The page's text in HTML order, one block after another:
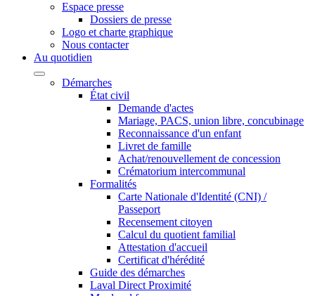
Espace presse
Dossiers de presse
Logo et charte graphique
Nous contacter
Au quotidien
Démarches
État civil
Demande d'actes
Mariage, PACS, union libre, concubinage
Reconnaissance d'un enfant
Livret de famille
Achat/renouvellement de concession
Crématorium intercommunal
Formalités
Carte Nationale d'Identité (CNI) /
Passeport
Recensement citoyen
Calcul du quotient familial
Attestation d'accueil
Certificat d'hérédité
Guide des démarches
Laval Direct Proximité